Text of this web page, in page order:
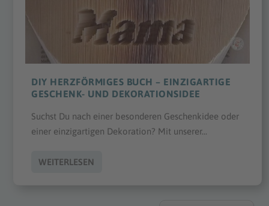
DIY HERZFÖRMIGES BUCH – EINZIGARTIGE
GESCHENK- UND DEKORATIONSIDEE
Suchst Du nach einer besonderen Geschenkidee oder
einer einzigartigen Dekoration? Mit unserer...
WEITERLESEN